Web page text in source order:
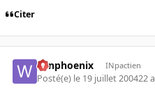
Citer
winphoenix INpactien
Posté(e) le 19 juillet 200422 a